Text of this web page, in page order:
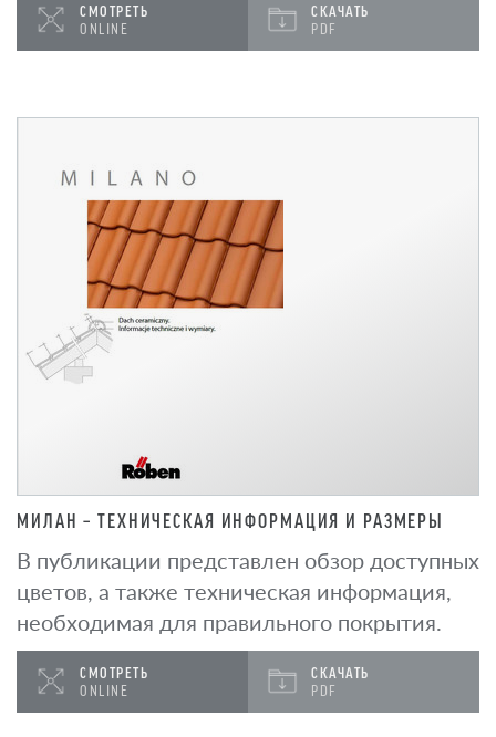
СМОТРЕТЬ
ONLINE
СКАЧАТЬ
PDF
МИЛАН – ТЕХНИЧЕСКАЯ ИНФОРМАЦИЯ И РАЗМЕРЫ
В публикации представлен обзор доступных
цветов, а также техническая информация,
необходимая для правильного покрытия.
СМОТРЕТЬ
ONLINE
СКАЧАТЬ
PDF